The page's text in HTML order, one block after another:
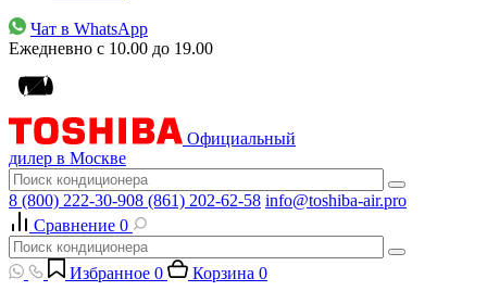
Чат в WhatsApp
Ежедневно с 10.00 до 19.00
Официальный
дилер в Москве
8 (800) 222-30-908 (861) 202-62-58 info@toshiba-air.pro
Сравнение 0
Избранное 0 Корзина 0